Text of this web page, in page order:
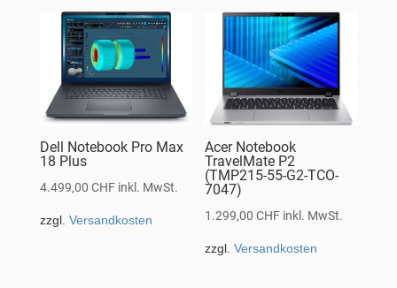
Dell Notebook Pro Max
18 Plus
4.499,00 CHF inkl. MwSt.
zzgl. Versandkosten
Acer Notebook
TravelMate P2
(TMP215-55-G2-TCO-
7047)
1.299,00CHF inkl. MwSt.
zzgl.Versandkosten